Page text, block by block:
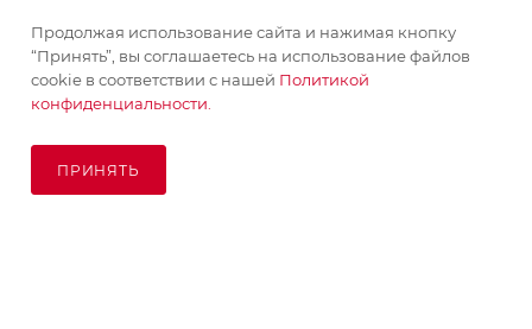
Продолжая использование сайта и нажимая кнопку
“Принять”, вы соглашаетесь на использование файлов
cookie в соответствии с нашей Политикой
конфиденциальности.
ПРИНЯТЬ